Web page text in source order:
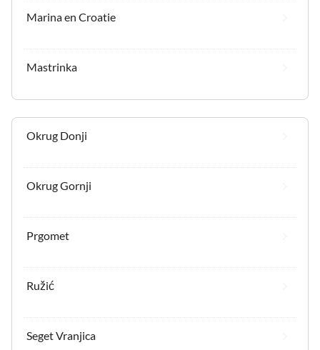
Marina en Croatie
Mastrinka
Okrug Donji
Okrug Gornji
Prgomet
Ružić
Seget Vranjica